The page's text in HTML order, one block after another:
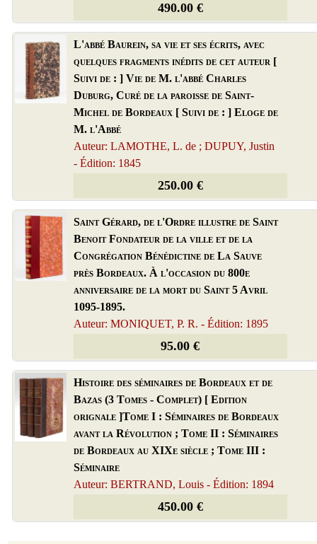
490.00 €
L'abbé Baurein, sa vie et ses écrits, avec
quelques fragments inédits de cet auteur [
Suivi de : ] Vie de M. l'abbé Charles
Duburg, Curé de la paroisse de Saint-
Michel de Bordeaux [ Suivi de : ] Eloge de
M. l'Abbé
Auteur: LAMOTHE, L. de ; DUPUY, Justin
- Édition: 1845
250.00 €
Saint Gérard, de l'Ordre illustre de Saint
Benoit Fondateur de la ville et de la
Congrégation Bénédictine de La Sauve
près Bordeaux. À l'occasion du 800e
anniversaire de la mort du Saint 5 Avril
1095-1895.
Auteur: MONIQUET, P. R. - Édition: 1895
95.00 €
Histoire des séminaires de Bordeaux et de
Bazas (3 Tomes - Complet) [ Edition
orignale ]Tome I : Séminaires de Bordeaux
avant la Révolution ; Tome II : Séminaires
de Bordeaux au XIXe siècle ; Tome III :
Séminaire
Auteur: BERTRAND, Louis - Édition: 1894
450.00 €